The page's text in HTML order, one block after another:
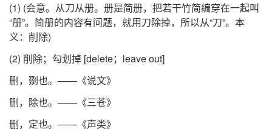
(1) (会意。从刀从册。册是简册，把若干竹简编穿在一起叫
“册”。简册的内容有问题，就用刀除掉，所以从“刀”。本
义：削除)
(2) 削除；勾划掉 [delete；leave out]
删，剟也。——《说文》
删，除也。——《三苍》
删，定也。——《声类》